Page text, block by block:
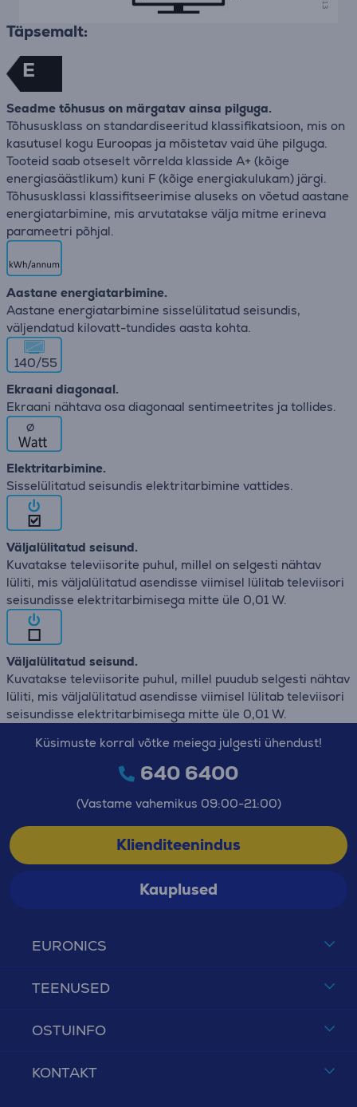
Täpsemalt:
E
Seadme tõhusus on märgatav ainsa pilguga.
Tõhususklass on standardiseeritud klassifikatsioon, mis on
kasutusel kogu Euroopas ja mõistetav vaid ühe pilguga.
Tooteid saab otseselt võrrelda klasside A+ (kõige
energiasäästlikum) kuni F (kõige energiakulukam) järgi.
Tõhususklassi klassifitseerimise aluseks on võetud aastane
energiatarbimine, mis arvutatakse välja mitme erineva
parameetri põhjal.
Aastane energiatarbimine.
Aastane energiatarbimine sisselülitatud seisundis,
väljendatud kilovatt-tundides aasta kohta.
140/55
Ekraani diagonaal.
Ekraani nähtava osa diagonaal sentimeetrites ja tollides.
∅
Elektritarbimine.
Sisselülitatud seisundis elektritarbimine vattides.
Väljalülitatud seisund.
Kuvatakse televiisorite puhul, millel on selgesti nähtav
lüliti, mis väljalülitatud asendisse viimisel lülitab televiisori
seisundisse elektritarbimisega mitte üle 0,01 W.
Väljalülitatud seisund.
Kuvatakse televiisorite puhul, millel puudub selgesti nähtav
lüliti, mis väljalülitatud asendisse viimisel lülitab televiisori
seisundisse elektritarbimisega mitte üle 0,01 W.
EURONICS
TEENUSED
OSTUINFO
KONTAKT
Küsimuste korral võtke meiega julgesti ühendust!
640 6400
(Vastame vahemikus 09:00-21:00)
Klienditeenindus
Kauplused